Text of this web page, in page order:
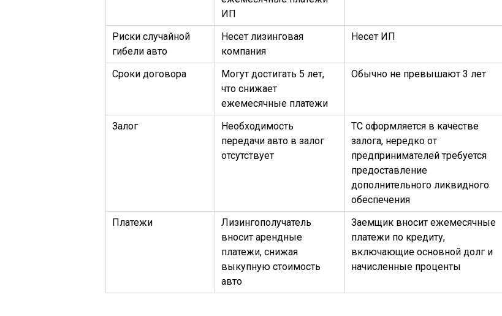
ИП
Риски случайной
гибели авто
Несет лизинговая
компания
Несет ИП
Сроки договора
Могут достигать 5 лет,
что снижает
ежемесячные платежи
Обычно не превышают 3 лет
Залог
Необходимость
передачи авто в залог
отсутствует
ТС оформляется в качестве
залога, нередко от
предпринимателей требуется
предоставление
дополнительного ликвидного
обеспечения
Платежи
Лизингополучатель
вносит арендные
платежи, снижая
выкупную стоимость
авто
Заемщик вносит ежемесячные
платежи по кредиту,
включающие основной долг и
начисленные проценты